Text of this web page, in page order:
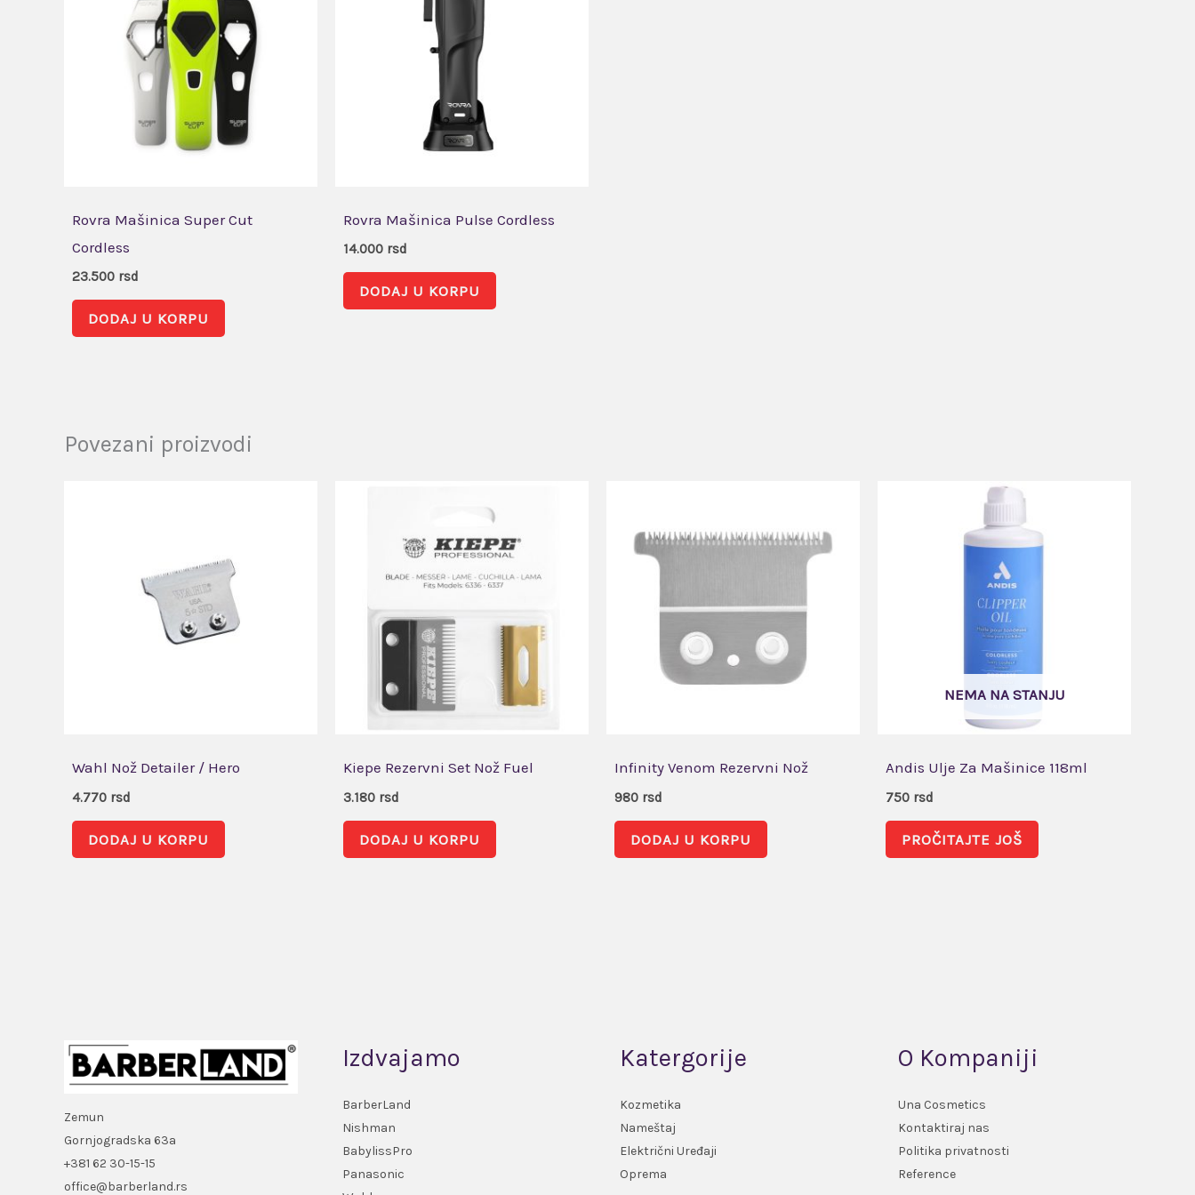
Rovra Mašinica Super Cut
Cordless
23.500 rsd
DODAJ U KORPU
Rovra Mašinica Pulse Cordless
14.000 rsd
DODAJ U KORPU
Povezani proizvodi
Wahl Nož Detailer / Hero
4.770 rsd
DODAJ U KORPU
Kiepe Rezervni Set Nož Fuel
3.180 rsd
DODAJ U KORPU
Infinity Venom Rezervni Nož
980 rsd
DODAJ U KORPU
NEMA NA STANJU
Andis Ulje Za Mašinice 118ml
750 rsd
PROČITAJTE JOŠ
Zemun
Gornjogradska 63a
+381 62 30-15-15
office@barberland.rs
Izdvajamo
BarberLand
Nishman
BabylissPro
Panasonic
Katergorije
Kozmetika
Nameštaj
Električni Uređaji
Oprema
O Kompaniji
Una Cosmetics
Kontaktiraj nas
Politika privatnosti
Reference